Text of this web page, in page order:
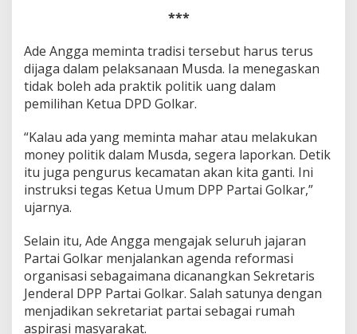
***
Ade Angga meminta tradisi tersebut harus terus
dijaga dalam pelaksanaan Musda. Ia menegaskan
tidak boleh ada praktik politik uang dalam
pemilihan Ketua DPD Golkar.
“Kalau ada yang meminta mahar atau melakukan
money politik dalam Musda, segera laporkan. Detik
itu juga pengurus kecamatan akan kita ganti. Ini
instruksi tegas Ketua Umum DPP Partai Golkar,”
ujarnya.
Selain itu, Ade Angga mengajak seluruh jajaran
Partai Golkar menjalankan agenda reformasi
organisasi sebagaimana dicanangkan Sekretaris
Jenderal DPP Partai Golkar. Salah satunya dengan
menjadikan sekretariat partai sebagai rumah
aspirasi masyarakat.